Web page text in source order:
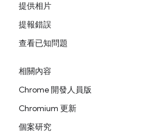
提供相片
提報錯誤
查看已知問題
相關內容
Chrome 開發人員版
Chromium 更新
個案研究